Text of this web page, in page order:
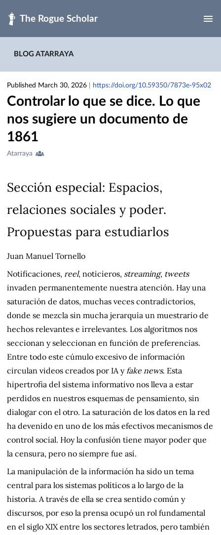
BLOG ATARRAYA
Published March 30, 2026 https://doi.org/10.59350/7873e-95x02
Controlar lo que se dice. Lo que
nos sugiere un documento de
1861
Creators
Atarraya
Sección especial: Espacios,
relaciones sociales y poder.
Propuestas para estudiarlos
Juan Manuel Tornello
Notificaciones, reel, noticieros, streaming, tweets
invaden permanentemente nuestra atención. Hay una
saturación de datos, muchas veces contradictorios,
donde se mezcla sin mucha jerarquía un muestrario de
hechos relevantes e irrelevantes. Los algoritmos nos
seccionan y seleccionan en función de preferencias.
Entre todo este cúmulo excesivo de información
circulan videos creados por IA y fake news. Esta
hipertrofia del sistema informativo nos lleva a estar
perdidos en nuestros esquemas de pensamiento, sin
dialogar con el otro. La saturación de los datos en la red
ha devenido en uno de los más efectivos mecanismos de
control social. Hoy la confusión tiene mayor poder que
la censura, pero no siempre fue así.
La manipulación de la información ha sido un tema
central para los sistemas políticos a lo largo de la
historia. A través de ella se crea sentido común y
discursos, por eso la prensa ocupó un rol fundamental
en el siglo XIX entre los sectores letrados, pero también